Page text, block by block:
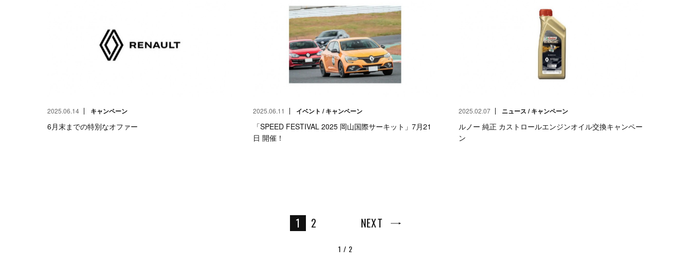
2025.06.14 キャンペーン
6月末までの特別なオファー
2025.06.11 イベント / キャンペーン
「SPEED FESTIVAL 2025 岡山国際サーキット」7月21
日 開催！
2025.02.07 ニュース / キャンペーン
ルノー 純正 カストロールエンジンオイル交換キャンペー
ン
1 / 2
1 2 NEXT